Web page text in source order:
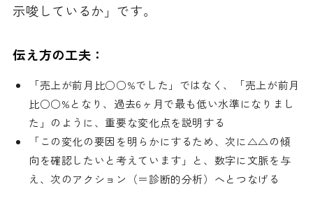
示唆しているか」です。
伝え方の工夫：
「売上が前月比○○%でした」ではなく、「売上が前月
比○○%となり、過去6ヶ月で最も低い水準になりまし
た」のように、重要な変化点を説明する
「この変化の要因を明らかにするため、次に△△の傾
向を確認したいと考えています」と、数字に文脈を与
え、次のアクション（＝診断的分析）へとつなげる